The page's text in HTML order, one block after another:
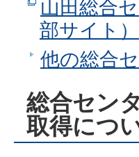
山田総合
部サイト）
他の総合
総合セン
取得につ